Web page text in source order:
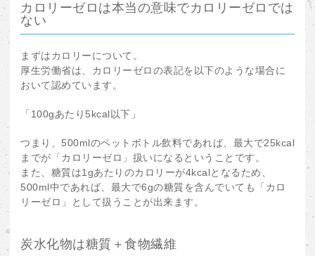
カロリーゼロは本当の意味でカロリーゼロでは
ない
まずはカロリーについて。
厚生労働省は、カロリーゼロの表記を以下のような場合に
おいて認めています。
「100gあたり5kcal以下」
つまり、500mlのペットボトル飲料であれば、最大で25kcal
までが「カロリーゼロ」扱いになるということです。
また、糖質は1gあたりのカロリーが4kcalとなるため、
500ml中であれば、最大で6gの糖質を含んでいても「カロ
リーゼロ」として扱うことが出来ます。
炭水化物は糖質＋食物繊維